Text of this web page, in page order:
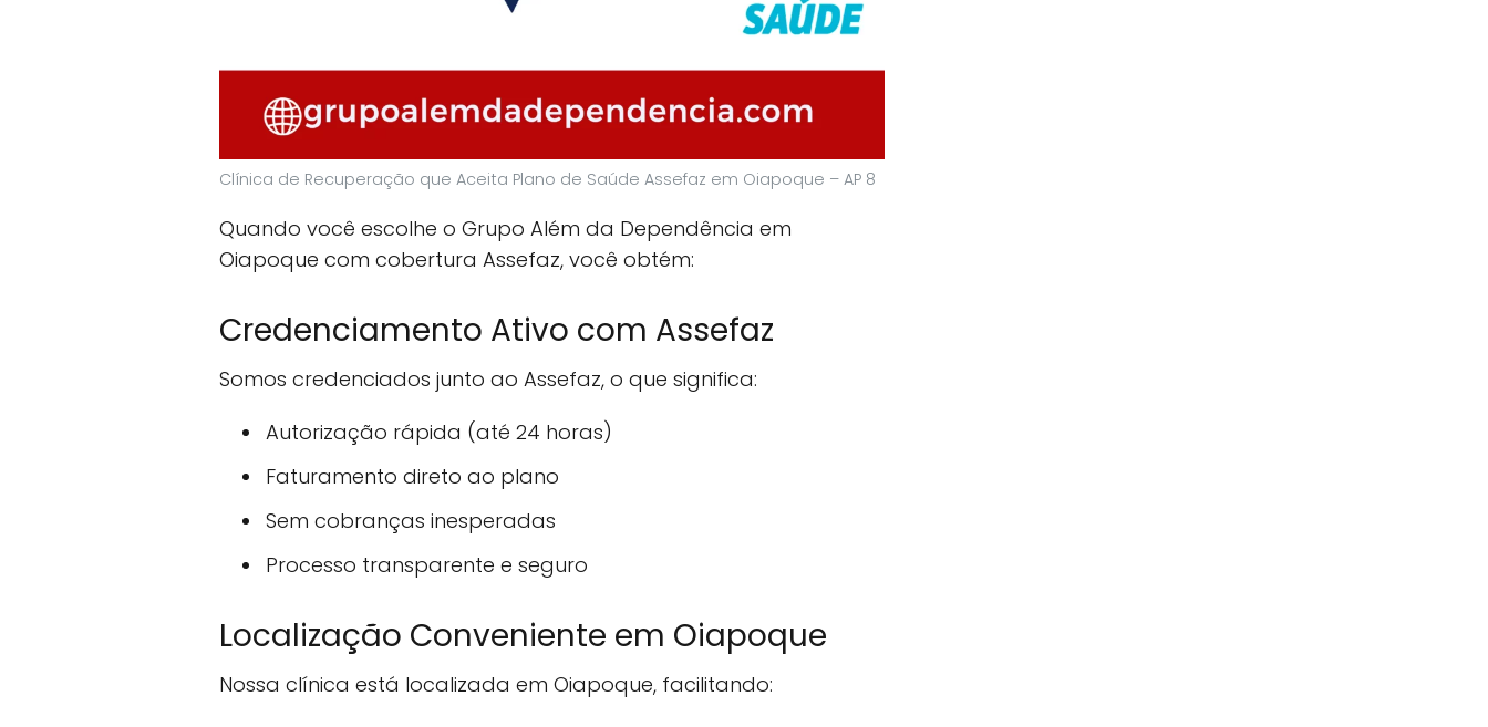
Clínica de Recuperação que Aceita Plano de Saúde Assefaz em Oiapoque – AP 8
Quando você escolhe o Grupo Além da Dependência em
Oiapoque com cobertura Assefaz, você obtém:
Credenciamento Ativo com Assefaz
Somos credenciados junto ao Assefaz, o que significa:
Autorização rápida (até 24 horas)
Faturamento direto ao plano
Sem cobranças inesperadas
Processo transparente e seguro
Localização Conveniente em Oiapoque
Nossa clínica está localizada em Oiapoque, facilitando: